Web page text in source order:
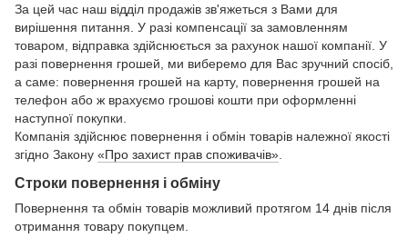
За цей час наш відділ продажів зв'яжеться з Вами для
вирішення питання. У разі компенсації за замовленням
товаром, відправка здійснюється за рахунок нашої компанії. У
разі повернення грошей, ми виберемо для Вас зручний спосіб,
а саме: повернення грошей на карту, повернення грошей на
телефон або ж врахуємо грошові кошти при оформленні
наступної покупки.
Компанія здійснює повернення і обмін товарів належної якості
згідно Закону «Про захист прав споживачів»
Строки повернення і обміну
Повернення та обмін товарів можливий протягом 14 днів після
отримання товару покупцем.